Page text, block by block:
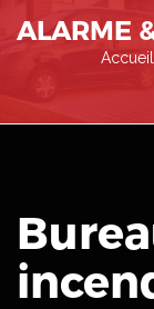
ALARME
Accueil